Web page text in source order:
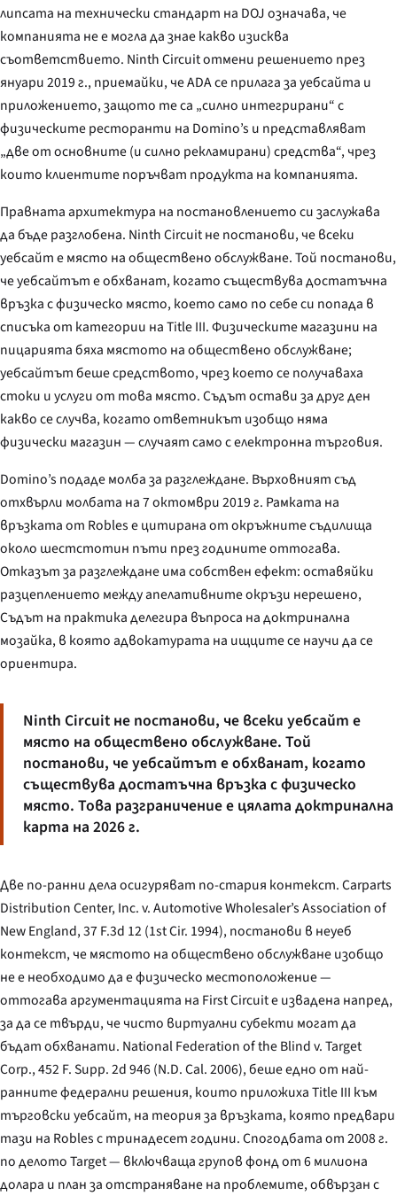
липсата на технически стандарт на DOJ означава, че
компанията не е могла да знае какво изисква
съответствието. Ninth Circuit отмени решението през
януари 2019 г., приемайки, че ADA се прилага за уебсайта и
приложението, защото те са „силно интегрирани“ с
физическите ресторанти на Domino’s и представляват
„две от основните (и силно рекламирани) средства“, чрез
които клиентите поръчват продукта на компанията.
Правната архитектура на постановлението си заслужава
да бъде разглобена. Ninth Circuit не постанови, че всеки
уебсайт е място на обществено обслужване. Той постанови,
че уебсайтът е обхванат, когато съществува достатъчна
връзкас физическо място, което само по себе си попада в
списъка от категории на Title III. Физическите магазини на
пицарията бяха мястото на обществено обслужване;
уебсайтът беше средството, чрез което се получаваха
стоки и услуги от това място. Съдът остави за друг ден
какво се случва, когато ответникът изобщо няма
физически магазин — случаят само с електронна търговия.
Domino’s подаде молба за разглеждане. Върховният съд
отхвърли молбата на 7 октомври 2019 г. Рамката на
връзката от Roblesе цитирана от окръжните съдилища
около шестстотин пъти през годините оттогава.
Отказът за разглеждане има собствен ефект: оставяйки
разцеплението между апелативните окръзи нерешено,
Съдът на практика делегира въпроса на доктринална
мозайка, в която адвокатурата на ищците се научи да се
ориентира.
Ninth Circuit не постанови, че всеки уебсайт е
място на обществено обслужване. Той
постанови, че уебсайтът е обхванат, когато
съществува достатъчна връзка с физическо
място. Това разграничение е цялата доктринална
карта на 2026 г.
Две по-ранни дела осигуряват по-стария контекст.Carparts
Distribution Center, Inc. v. Automotive Wholesaler’s Association of
New England, 37 F.3d 12 (1st Cir. 1994), постанови в неуеб
контекст, че мястото на обществено обслужване изобщо
не е необходимо да е физическо местоположение —
оттогава аргументацията на First Circuit е извадена напред,
за да се твърди, че чисто виртуални субекти могат да
бъдат обхванати. National Federation of the Blind v. Target
Corp., 452 F. Supp. 2d 946 (N.D. Cal. 2006), беше едно от най-
ранните федерални решения, които приложиха Title III към
търговски уебсайт, на теория за връзката, която предвари
тази на Roblesс тринадесет години. Спогодбата от 2008 г.
по делотоTarget— включваща групов фонд от 6 милиона
долара и план за отстраняване на проблемите, обвързан с